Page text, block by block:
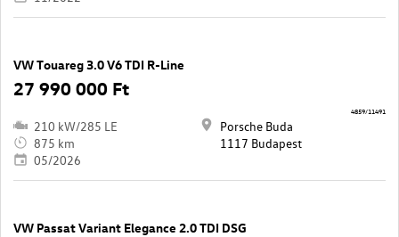
VW Touareg 3.0 V6 TDI R-Line
27 990 000 Ft
210 kW/285 LE
875 km
05/2026
Porsche Buda
1117 Budapest
4859/11491
VW Passat Variant Elegance 2.0 TDI DSG